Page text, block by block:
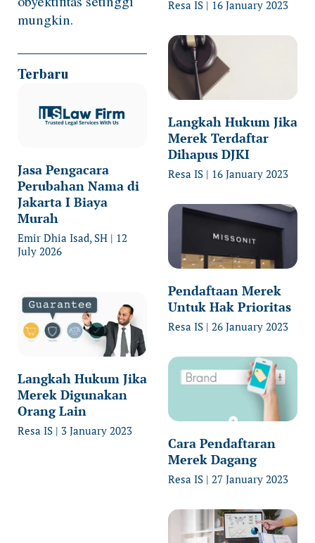
mungkin.
Terbaru
Jasa Pengacara
Perubahan Nama di
Jakarta I Biaya
Murah
Emir Dhia Isad, SH
12
July 2026
Langkah Hukum Jika
Merek Digunakan
Orang Lain
Resa IS 3 January 2023
Resa IS 16 January 2023
Langkah Hukum Jika
Merek Terdaftar
Dihapus DJKI
Resa IS 16 January 2023
Pendaftaan Merek
Untuk Hak Prioritas
Resa IS 26 January 2023
Cara Pendaftaran
Merek Dagang
Resa IS 27 January 2023